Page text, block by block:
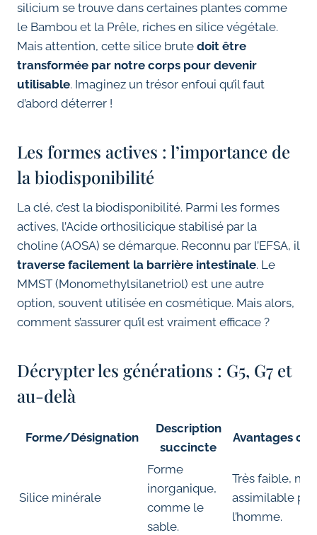
silicium se trouve dans certaines plantes comme
le Bambou et la Prêle, riches en silice végétale.
Mais attention, cette silice brute doit être
transformée par notre corps pour devenir
utilisable. Imaginez un trésor enfoui qu’il faut
d’abord déterrer !
Les formes actives : l’importance de
la biodisponibilité
La clé, c’est la biodisponibilité. Parmi les formes
actives, l’Acide orthosilicique stabilisé par la
choline (AOSA) se démarque. Reconnu par l’EFSA, il
traverse facilement la barrière intestinale. Le
MMST (Monomethylsilanetriol) est une autre
option, souvent utilisée en cosmétique. Mais alors,
comment s’assurer qu’il est vraiment efficace ?
Décrypter les générations : G5, G7 et
au-delà
Forme/Désignation
Description
succincte
Avantages
Silice minérale
Forme
inorganique,
comme le
sable.
Très faible, non
assimilable par
l’homme.